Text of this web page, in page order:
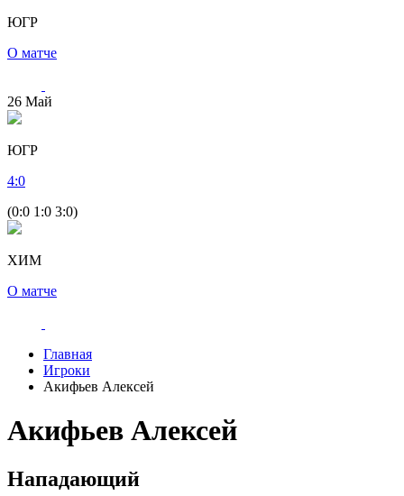
ЮГР
О матче
26 Май
ЮГР
4:0
(0:0 1:0 3:0)
ХИМ
О матче
Главная
Игроки
Акифьев Алексей
Акифьев Алексей
Нападающий